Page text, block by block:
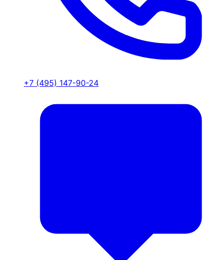
+7 (495) 147-90-24